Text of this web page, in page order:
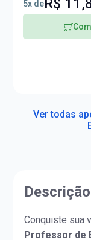
5x deR$
Ver todas
Descrição
Conquiste sua
Professor de